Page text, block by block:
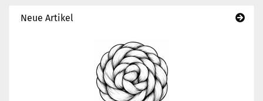
Neue Artikel